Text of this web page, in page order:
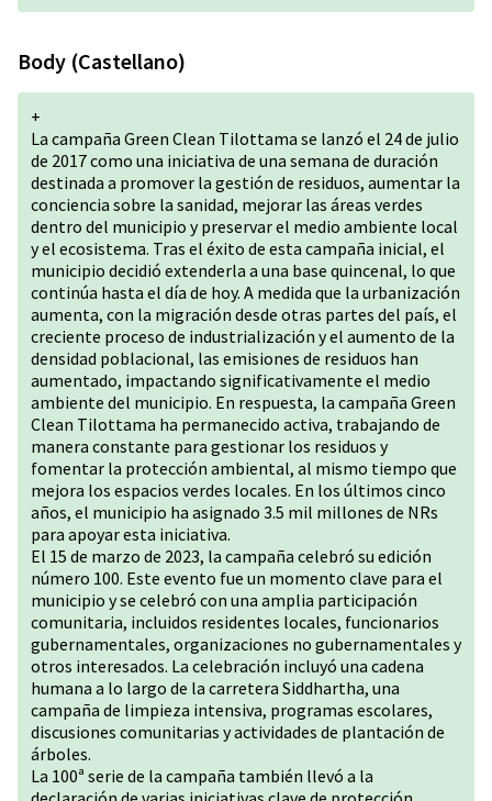
Body (Castellano)
+
La campaña Green Clean Tilottama se lanzó el 24 de julio
de 2017 como una iniciativa de una semana de duración
destinada a promover la gestión de residuos, aumentar la
conciencia sobre la sanidad, mejorar las áreas verdes
dentro del municipio y preservar el medio ambiente local
y el ecosistema. Tras el éxito de esta campaña inicial, el
municipio decidió extenderla a una base quincenal, lo que
continúa hasta el día de hoy. A medida que la urbanización
aumenta, con la migración desde otras partes del país, el
creciente proceso de industrialización y el aumento de la
densidad poblacional, las emisiones de residuos han
aumentado, impactando significativamente el medio
ambiente del municipio. En respuesta, la campaña Green
Clean Tilottama ha permanecido activa, trabajando de
manera constante para gestionar los residuos y
fomentar la protección ambiental, al mismo tiempo que
mejora los espacios verdes locales. En los últimos cinco
años, el municipio ha asignado 3.5 mil millones de NRs
para apoyar esta iniciativa.
El 15 de marzo de 2023, la campaña celebró su edición
número 100. Este evento fue un momento clave para el
municipio y se celebró con una amplia participación
comunitaria, incluidos residentes locales, funcionarios
gubernamentales, organizaciones no gubernamentales y
otros interesados. La celebración incluyó una cadena
humana a lo largo de la carretera Siddhartha, una
campaña de limpieza intensiva, programas escolares,
discusiones comunitarias y actividades de plantación de
árboles.
La 100ª serie de la campaña también llevó a la